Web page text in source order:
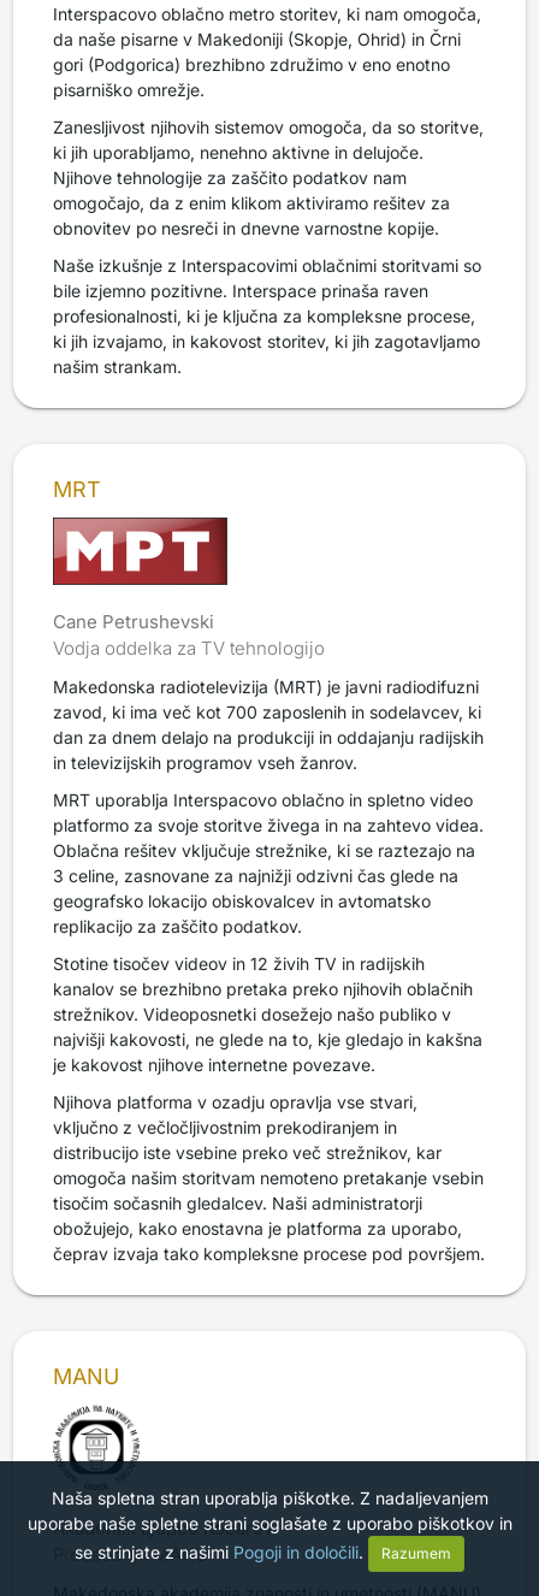
Interspacovo oblačno metro storitev, ki nam omogoča,
da naše pisarne v Makedoniji (Skopje, Ohrid) in Črni
gori (Podgorica) brezhibno združimo v eno enotno
pisarniško omrežje.
Zanesljivost njihovih sistemov omogoča, da so storitve,
ki jih uporabljamo, nenehno aktivne in delujoče.
Njihove tehnologije za zaščito podatkov nam
omogočajo, da z enim klikom aktiviramo rešitev za
obnovitev po nesreči in dnevne varnostne kopije.
Naše izkušnje z Interspacovimi oblačnimi storitvami so
bile izjemno pozitivne. Interspace prinaša raven
profesionalnosti, ki je ključna za kompleksne procese,
ki jih izvajamo, in kakovost storitev, ki jih zagotavljamo
našim strankam.
MRT
Cane Petrushevski
Vodja oddelka za TV tehnologijo
Makedonska radiotelevizija (MRT) je javni radiodifuzni
zavod, ki ima več kot 700 zaposlenih in sodelavcev, ki
dan za dnem delajo na produkciji in oddajanju radijskih
in televizijskih programov vseh žanrov.
MRT uporablja Interspacovo oblačno in spletno video
platformo za svoje storitve živega in na zahtevo videa.
Oblačna rešitev vključuje strežnike, ki se raztezajo na
3 celine, zasnovane za najnižji odzivni čas glede na
geografsko lokacijo obiskovalcev in avtomatsko
replikacijo za zaščito podatkov.
Stotine tisočev videov in 12 živih TV in radijskih
kanalov se brezhibno pretaka preko njihovih oblačnih
strežnikov. Videoposnetki dosežejo našo publiko v
najvišji kakovosti, ne glede na to, kje gledajo in kakšna
je kakovost njihove internetne povezave.
Njihova platforma v ozadju opravlja vse stvari,
vključno z večločljivostnim prekodiranjem in
distribucijo iste vsebine preko več strežnikov, kar
omogoča našim storitvam nemoteno pretakanje vsebin
tisočim sočasnih gledalcev. Naši administratorji
obožujejo, kako enostavna je platforma za uporabo,
čeprav izvaja tako kompleksne procese pod površjem.
MANU
Akademik Ljupčo Kocarev
Predsednik MANU
Naša spletna stran uporablja piškotke. Z nadaljevanjem
uporabe naše spletne strani soglašate z uporabo piškotkov in
se strinjate z našimi Pogoji in določili. Razumem